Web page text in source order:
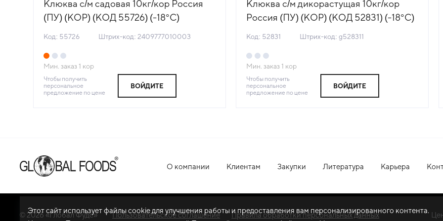
Клюква с/м садовая 10кг/кор Россия
(ПУ) (КОР) (КОД 55726) (-18°С)
Код: 55726 Штрих-код: 2409777010003
Мин. заказ 1 кор
Чтобы получить
персональное
предложение по цене
ВОЙДИТЕ
Клюква с/м дикорастущая 10кг/кор
Россия (ПУ) (КОР) (КОД 52831) (-18°С)
Код: 52831 Штрих-код: g528311
Мин. заказ 1 кор
Чтобы получить
персональное
предложение по цене
ВОЙДИТЕ
О компании Клиентам Закупки Литература Карьера
© 2026 «Глобал Фудс» Пользовательское соглашение Правила обработки персональных данных
Этот сайт использует файлы cookie для улучшения работы и предоставления вам персонализированного контента.